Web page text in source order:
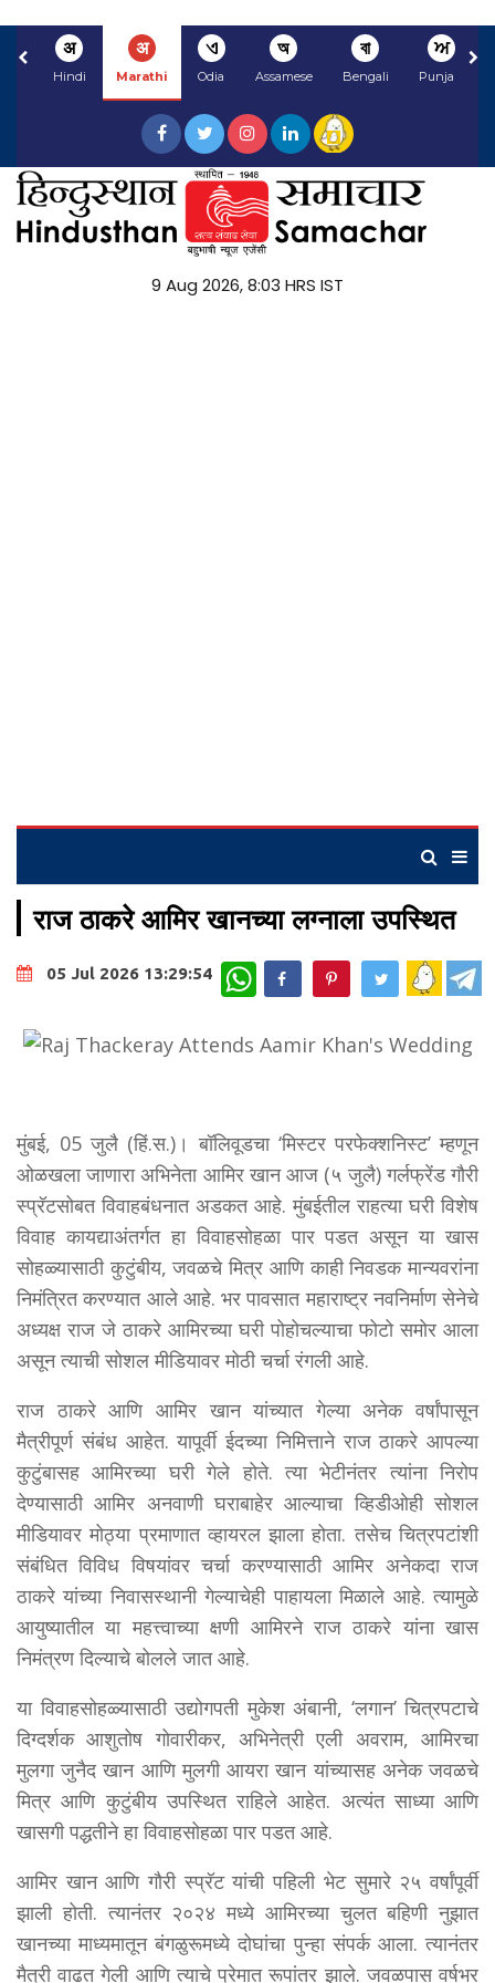
अ
Hindi
अ
Marathi
ଏ
Odia
অ
Assamese
বা
Bengali
ਅ
Punjabi
9 Aug 2026, 8:03 HRS IST
राज ठाकरे आमिर खानच्या लग्नाला उपस्थित
05 Jul 2026 13:29:54 WhatsApp
मुंबई, 05 जुलै (हिं.स.)। बॉलिवूडचा ‘मिस्टर परफेक्शनिस्ट’ म्हणून
ओळखला जाणारा अभिनेता आमिर खान आज (५ जुलै) गर्लफ्रेंड गौरी
स्प्रॅटसोबत विवाहबंधनात अडकत आहे. मुंबईतील राहत्या घरी विशेष
विवाह कायद्याअंतर्गत हा विवाहसोहळा पार पडत असून या खास
सोहळ्यासाठी कुटुंबीय, जवळचे मित्र आणि काही निवडक मान्यवरांना
निमंत्रित करण्यात आले आहे. भर पावसात महाराष्ट्र नवनिर्माण सेनेचे
अध्यक्ष राज जे ठाकरे आमिरच्या घरी पोहोचल्याचा फोटो समोर आला
असून त्याची सोशल मीडियावर मोठी चर्चा रंगली आहे.
राज ठाकरे आणि आमिर खान यांच्यात गेल्या अनेक वर्षांपासून
मैत्रीपूर्ण संबंध आहेत. यापूर्वी ईदच्या निमित्ताने राज ठाकरे आपल्या
कुटुंबासह आमिरच्या घरी गेले होते. त्या भेटीनंतर त्यांना निरोप
देण्यासाठी आमिर अनवाणी घराबाहेर आल्याचा व्हिडीओही सोशल
मीडियावर मोठ्या प्रमाणात व्हायरल झाला होता. तसेच चित्रपटांशी
संबंधित विविध विषयांवर चर्चा करण्यासाठी आमिर अनेकदा राज
ठाकरे यांच्या निवासस्थानी गेल्याचेही पाहायला मिळाले आहे. त्यामुळे
आयुष्यातील या महत्त्वाच्या क्षणी आमिरने राज ठाकरे यांना खास
निमंत्रण दिल्याचे बोलले जात आहे.
या विवाहसोहळ्यासाठी उद्योगपती मुकेश अंबानी, ‘लगान’ चित्रपटाचे
दिग्दर्शक आशुतोष गोवारीकर, अभिनेत्री एली अवराम, आमिरचा
मुलगा जुनैद खान आणि मुलगी आयरा खान यांच्यासह अनेक जवळचे
मित्र आणि कुटुंबीय उपस्थित राहिले आहेत. अत्यंत साध्या आणि
खासगी पद्धतीने हा विवाहसोहळा पार पडत आहे.
आमिर खान आणि गौरी स्प्रॅट यांची पहिली भेट सुमारे २५ वर्षांपूर्वी
झाली होती. त्यानंतर २०२४ मध्ये आमिरच्या चुलत बहिणी नुझात
खानच्या माध्यमातून बंगळुरूमध्ये दोघांचा पुन्हा संपर्क आला. त्यानंतर
मैत्री वाढत गेली आणि त्याचे प्रेमात रूपांतर झाले. जवळपास वर्षभर